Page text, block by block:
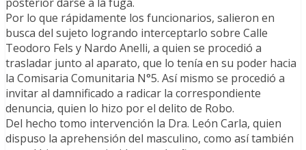
Por lo que rápidamente los funcionarios, salieron en
busca del sujeto logrando interceptarlo sobre Calle
Teodoro Fels y Nardo Anelli, a quien se procedió a
trasladar junto al aparato, que lo tenía en su poder hacia
la Comisaria Comunitaria N°5. Así mismo se procedió a
invitar al damnificado a radicar la correspondiente
denuncia, quien lo hizo por el delito de Robo.
Del hecho tomo intervención la Dra. León Carla, quien
dispuso la aprehensión del masculino, como así también